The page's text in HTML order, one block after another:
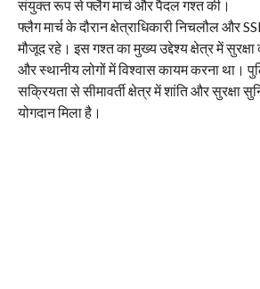
संयुक्त रूप से फ्लैग मार्च और पैदल गश्त की।
फ्लैग मार्च के दौरान क्षेत्राधिकारी निचलौल और
मौजूद रहे। इस गश्त का मुख्य उद्देश्य क्षेत्र में
और स्थानीय लोगों में विश्वास कायम करना था।
सक्रियता से सीमावर्ती क्षेत्र में शांति और सुरक्षा
योगदान मिला है।